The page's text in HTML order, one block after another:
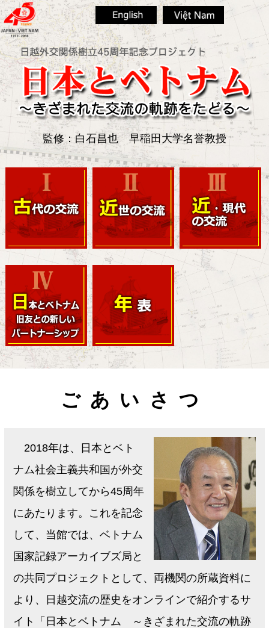
監修：白石昌也 早稲田大学名誉教授
ごあいさつ
2018年は、日本とベト
ナム社会主義共和国が外交
関係を樹立してから45周年
にあたります。これを記念
して、当館では、ベトナム
国家記録アーカイブズ局と
の共同プロジェクトとして、両機関の所蔵資料に
より、日越交流の歴史をオンラインで紹介するサ
イト「日本とベトナム ～きざまれた交流の軌跡